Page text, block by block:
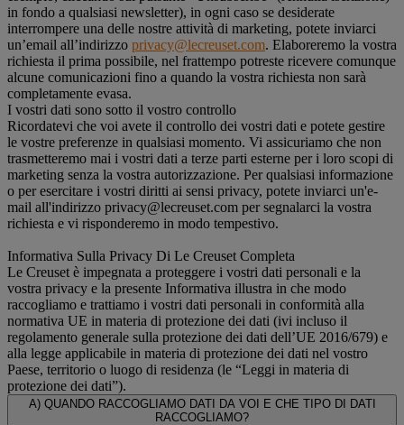
in fondo a qualsiasi newsletter), in ogni caso se desiderate
interrompere una delle nostre attività di marketing, potete inviarci
un’email all’indirizzo privacy@lecreuset.com. Elaboreremo la vostra
richiesta il prima possibile, nel frattempo potreste ricevere comunque
alcune comunicazioni fino a quando la vostra richiesta non sarà
completamente evasa.
I vostri dati sono sotto il vostro controllo
Ricordatevi che voi avete il controllo dei vostri dati e potete gestire
le vostre preferenze in qualsiasi momento. Vi assicuriamo che non
trasmetteremo mai i vostri dati a terze parti esterne per i loro scopi di
marketing senza la vostra autorizzazione. Per qualsiasi informazione
o per esercitare i vostri diritti ai sensi privacy, potete inviarci un'e-
mail all'indirizzo privacy@lecreuset.com per segnalarci la vostra
richiesta e vi risponderemo in modo tempestivo.
Informativa Sulla Privacy Di Le Creuset Completa
Le Creuset è impegnata a proteggere i vostri dati personali e la
vostra privacy e la presente Informativa illustra in che modo
raccogliamo e trattiamo i vostri dati personali in conformità alla
normativa UE in materia di protezione dei dati (ivi incluso il
regolamento generale sulla protezione dei dati dell’UE 2016/679) e
alla legge applicabile in materia di protezione dei dati nel vostro
Paese, territorio o luogo di residenza (le “Leggi in materia di
protezione dei dati”).
A) QUANDO RACCOGLIAMO DATI DA VOI E CHE TIPO DI DATI
RACCOGLIAMO?